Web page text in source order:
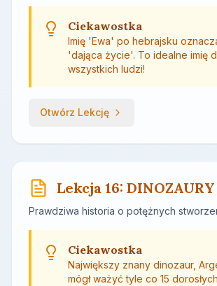
Ciekawostka
Imię 'Ewa' po hebrajsku
'dająca życie'. To idealne imię
wszystkich ludzi!
Otwórz Lekcję
Lekcja 16:
Prawdziwa historia o potężnych
Ciekawostka
Największy znany dinozaur,
mógł ważyć tyle co 15